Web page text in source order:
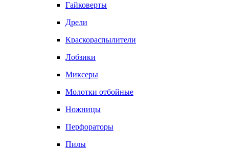
Гайковерты
Дрели
Краскораспылители
Лобзики
Миксеры
Молотки отбойные
Ножницы
Перфораторы
Пилы